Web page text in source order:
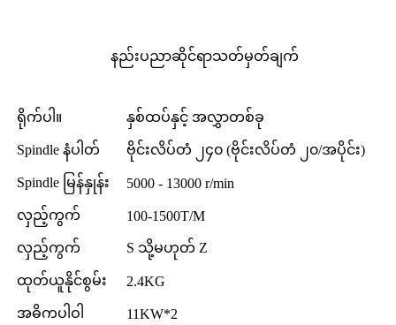
နည်းပညာဆိုင်ရာသတ်မှတ်ချက်
ရိုက်ပါ။ နှစ်ထပ်နှင့် အလွှာတစ်ခု
Spindle နံပါတ် ဗိုင်းလိပ်တံ ၂၄၀ (ဗိုင်းလိပ်တံ ၂၀/အပိုင်း)
Spindle မြန်နှုန်း 5000 - 13000 r/min
လှည့်ကွက် 100-1500T/M
လှည့်ကွက် S သို့မဟုတ် Z
ထုတ်ယူနိုင်စွမ်း 2.4KG
အဓိကပါဝါ 11KW*2